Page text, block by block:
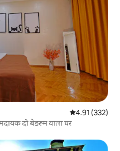
औसत रेटिंग 5 में से
4.91 (332)
दो बेडरूम वाला घर